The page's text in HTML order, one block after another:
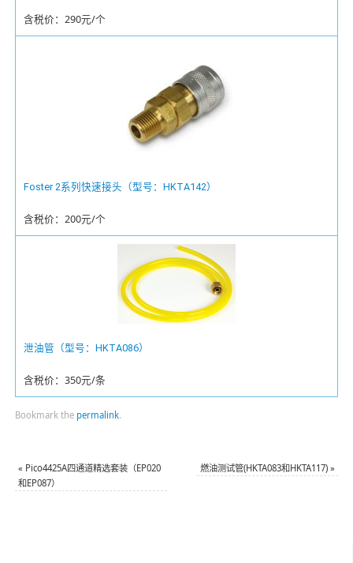
含税价：290元/个
Foster 2系列快速接头（型号：HKTA142）
含税价：200元/个
泄油管（型号：HKTA086）
含税价：350元/条
Bookmark the permalink.
« Pico4425A四通道精选套装（EP020
和EP087）
燃油测试管(HKTA083和HKTA117)»